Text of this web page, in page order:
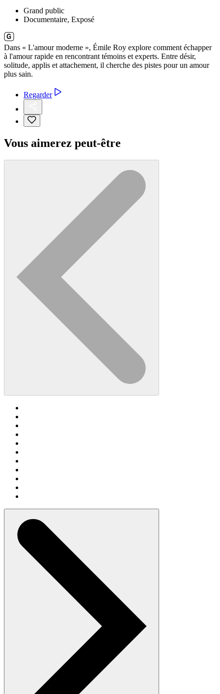
Grand public
Documentaire, Exposé
Dans « L'amour moderne », Émile Roy explore comment échapper
à l'amour rapide en rencontrant témoins et experts. Entre désir,
solitude, applis et attachement, il cherche des pistes pour un amour
plus sain.
Regarder
Vous aimerez peut-être